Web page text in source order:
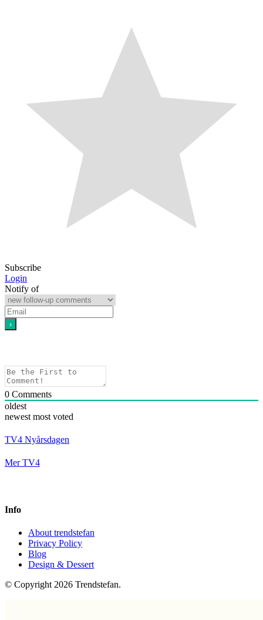
Subscribe
Login
Notify of
0 Comments
oldest
newest most voted
TV4 Nyårsdagen
Mer TV4
Info
About trendstefan
Privacy Policy
Blog
Design & Dessert
© Copyright 2026 Trendstefan.